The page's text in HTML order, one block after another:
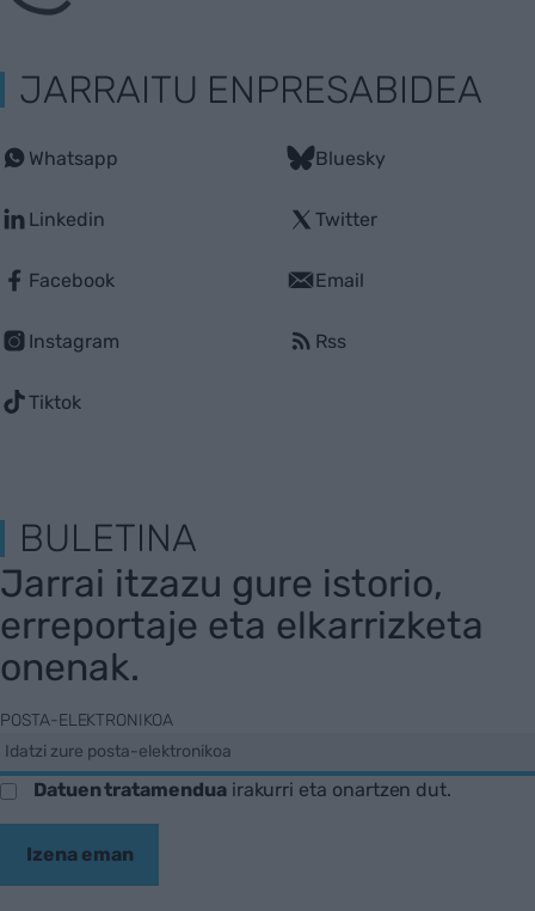
JARRAITU ENPRESABIDEA
Whatsapp
Linkedin
Facebook
Instagram
Tiktok
Bluesky
Twitter
Email
Rss
BULETINA
Jarrai itzazu gure istorio,
erreportaje eta elkarrizketa
onenak.
POSTA-ELEKTRONIKOA
Datuen tratamenduairakurri eta onartzen dut.
Izena eman